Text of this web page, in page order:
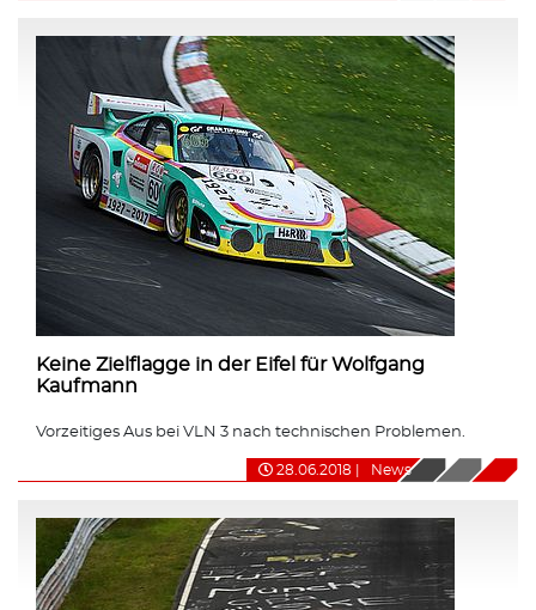
Keine Zielflagge in der Eifel für Wolfgang
Kaufmann
Vorzeitiges Aus bei VLN 3 nach technischen Problemen.
28.06.2018 News